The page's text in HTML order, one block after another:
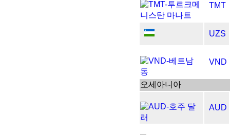
TMT
UZS
VND
오세아니아
AUD